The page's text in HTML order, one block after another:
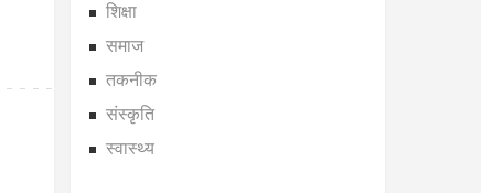
शिक्षा
समाज
तकनीक
संस्कृति
स्वास्थ्य